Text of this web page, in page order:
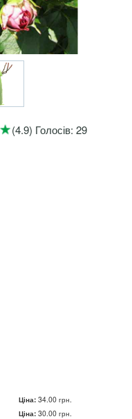
(4.9) Голосів: 29
Ціна: 34.00 грн.
Ціна: 30.00 грн.